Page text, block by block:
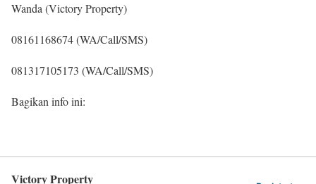
Wanda (Victory Property)
08161168674 (WA/Call/SMS)
081317105173 (WA/Call/SMS)
Bagikan info ini:
Victory Property